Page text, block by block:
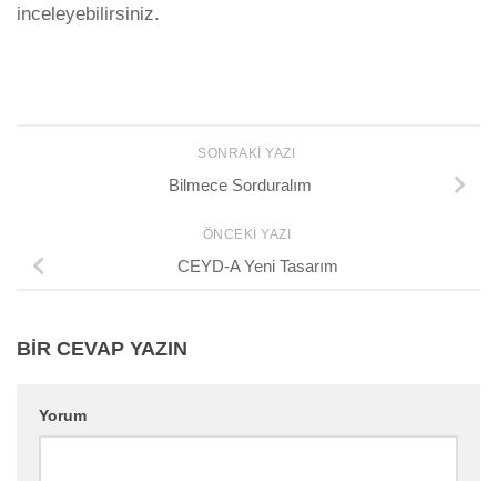
inceleyebilirsiniz.
SONRAKI YAZI
Bilmece Sorduralım
ÖNCEKI YAZI
CEYD-A Yeni Tasarım
BIR CEVAP YAZIN
Yorum